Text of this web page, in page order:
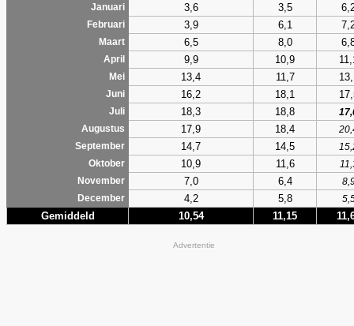
Januari
3,6 3,5
Februari 3,9 6,1
Maart 6,5 8,0
April 9,9 10,9
Mei 13,4 11,7
Juni 16,2 18,1
Juli 18,3 18,8
Augustus
17,9 18,4
September
14,7 14,5
Oktober
10,9 11,6
November
7,0 6,4
December
4,2 5,8
Gemiddeld 10,54 11,15
Advertentie